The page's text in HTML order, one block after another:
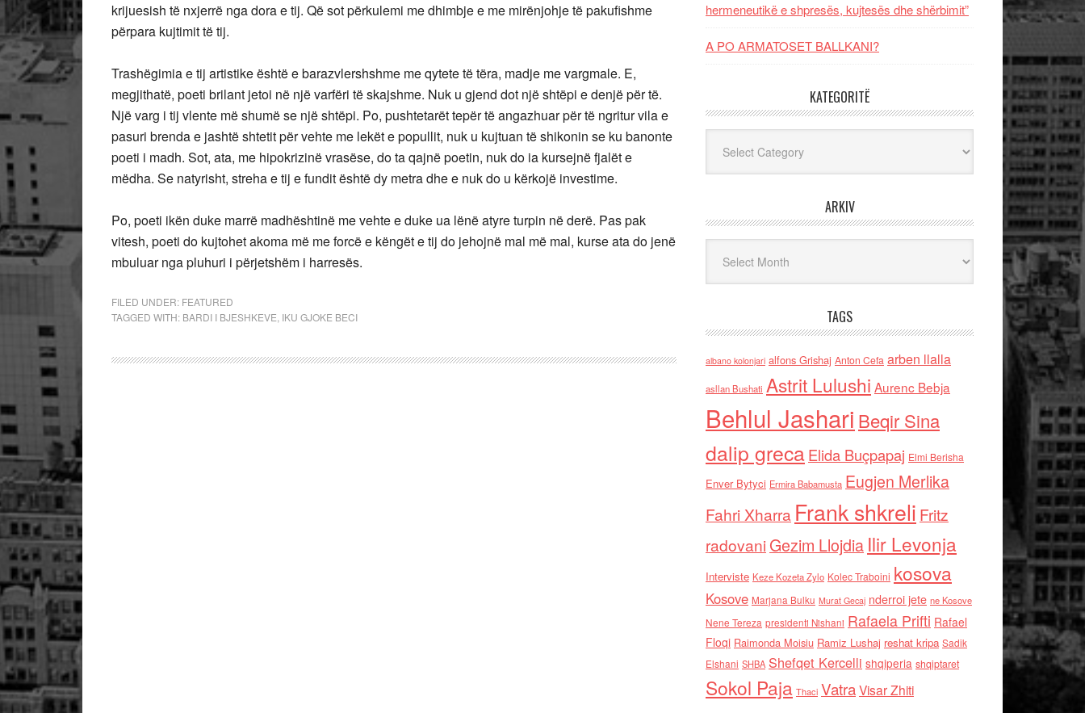
krijuesish të nxjerrë nga dora e tij. Që sot përkulemi me dhimbje e me mirënjohje të pakufishme
përpara kujtimit të tij.
Trashëgimia e tij artistike është e barazvlershshme me qytete të tëra, madje me vargmale. E,
megjithatë, poeti brilant jetoi në një varfëri të skajshme. Nuk u gjend dot një shtëpi e denjë për të.
Një varg i tij vlente më shumë se një shtëpi. Po, pushtetarët tepër të angazhuar për të ngritur vila e
pasuri brenda e jashtë shtetit për vehte me lekët e popullit, nuk u kujtuan të shikonin se ku banonte
poeti i madh. Sot, ata, me hipokrizinë vrasëse, do ta qajnë poetin, nuk do ia kursejnë fjalët e
mëdha. Se natyrisht, streha e tij e fundit është dy metra dhe e nuk do u kërkojë investime.
Po, poeti ikën duke marrë madhështinë me vehte e duke ua lënë atyre turpin në derë. Pas pak
vitesh, poeti do kujtohet akoma më me forcë e këngët e tij do jehojnë mal më mal, kurse ata do jenë
mbuluar nga pluhuri i përjetshëm i harresës.
FILED UNDER: FEATURED
TAGGED WITH: BARDI I BJESHKEVE IKU GJOKE BECI
hermeneutikë e shpresës, kujtesës dhe shërbimit”
A PO ARMATOSET BALLKANI?
KATEGORITË
ARKIV
TAGS
albano kolonjari alfons Grishaj Anton Cefa arben llalla
asllan Bushati Astrit Lulushi Aurenc Bebja
Behlul Jashari Beqir Sina
dalip grecaElida Buçpapaj Elmi Berisha
Enver Bytyci Ermira Babamusta Eugjen Merlika
Fahri Xharra Frank shkreli Fritz
radovaniGezim Llojdia Ilir Levonja
Interviste Keze Kozeta Zylo Kolec Traboini kosova
Kosove Marjana Bulku Murat Gecaj nderroi jete ne Kosove
Nene Tereza presidenti Nishani Rafaela Prifti Rafael
Floqi Raimonda Moisiu Ramiz Lushaj reshat kripa Sadik
Elshani SHBA Shefqet Kercelli shqiperia shqiptaret
Sokol Paja Thaci VatraVisar Zhiti